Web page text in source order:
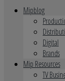
Mipblog
Digital
Brands
Mip Resources
TV